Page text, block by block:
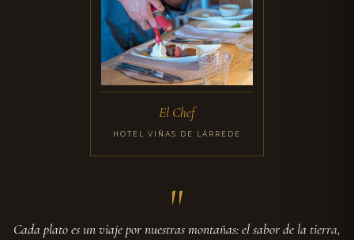
El Chef
HOTEL VIÑAS DE LÁRREDE
"
Cada plato es un viaje por nuestras montañas: el sabor de la tierra,